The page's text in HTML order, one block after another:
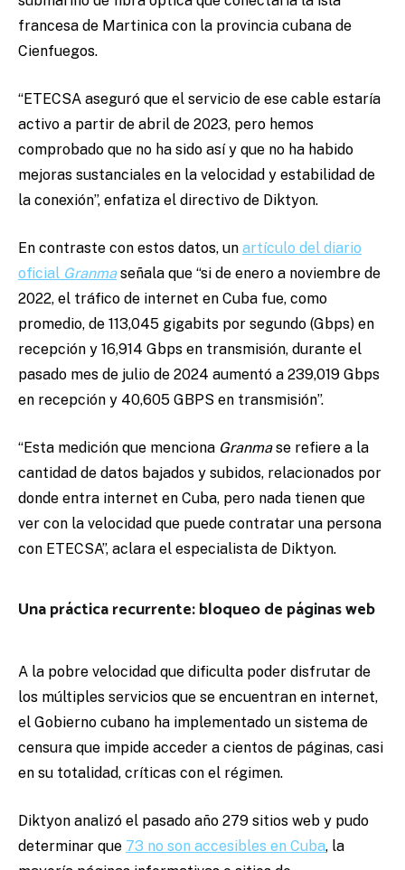
francesa de Martinica con la provincia cubana de
Cienfuegos.
“ETECSA aseguró que el servicio de ese cable estaría
activo a partir de abril de 2023, pero hemos
comprobado que no ha sido así y que no ha habido
mejoras sustanciales en la velocidad y estabilidad de
la conexión”, enfatiza el directivo de Diktyon.
En contraste con estos datos, un artículo del diario
oficial Granma señala que “si de enero a noviembre de
2022, el tráfico de internet en Cuba fue, como
promedio, de 113,045 gigabits por segundo (Gbps) en
recepción y 16,914 Gbps en transmisión, durante el
pasado mes de julio de 2024 aumentó a 239,019 Gbps
en recepción y 40,605 GBPS en transmisión”.
“Esta medición que menciona Granmase refiere a la
cantidad de datos bajados y subidos, relacionados por
donde entra internet en Cuba, pero nada tienen que
ver con la velocidad que puede contratar una persona
con ETECSA”, aclara el especialista de Diktyon.
Una práctica recurrente: bloqueo de páginas web
A la pobre velocidad que dificulta poder disfrutar de
los múltiples servicios que se encuentran en internet,
el Gobierno cubano ha implementado un sistema de
censura que impide acceder a cientos de páginas, casi
en su totalidad, críticas con el régimen.
Diktyon analizó el pasado año 279 sitios web y pudo
determinar que 73 no son accesibles en Cuba, la